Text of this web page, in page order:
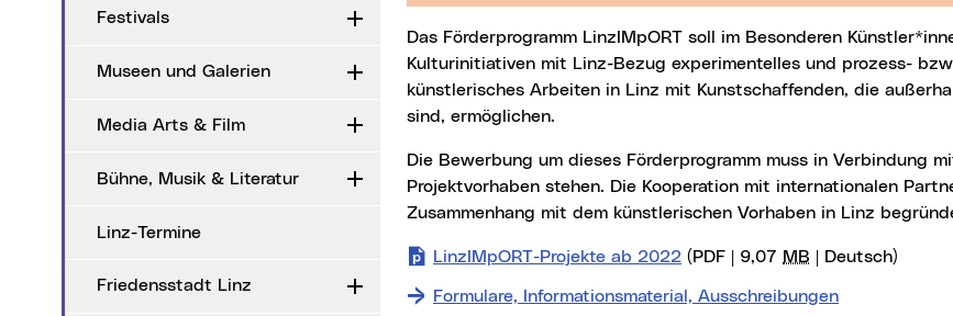
Festivals Aufklappen
Museen und Galerien Aufklappen
Media Arts & Film Aufklappen
Bühne, Musik & Literatur Aufklappen
Linz-Termine
Friedensstadt Linz Aufklappen
Das Förderprogramm LinzIMpORT soll im Besonderen
Kulturinitiativen mit Linz-Bezug experimentelles und prozess-
künstlerisches Arbeiten in Linz mit Kunstschaffenden, die
sind, ermöglichen.
Die Bewerbung um dieses Förderprogramm muss in Verbindung mit einem konkreten
Projektvorhaben stehen. Die Kooperation mit internationalen
Zusammenhang mit dem künstlerischen Vorhaben in Linz
LinzIMpORT-Projekte ab 2022 (PDF | 9,07 MB | Deutsch)
Formulare, Informationsmaterial, Ausschreibungen